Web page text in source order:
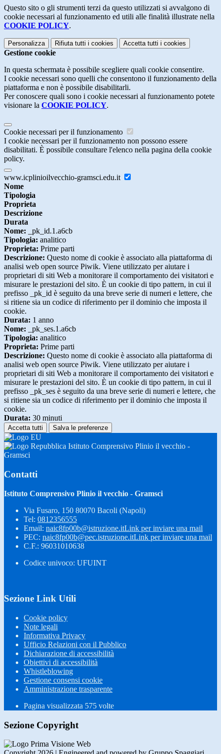
Questo sito o gli strumenti terzi da questo utilizzati si avvalgono di
cookie necessari al funzionamento ed utili alle finalità illustrate nella
COOKIE POLICY.
Personalizza Rifiuta tutti i cookies Accetta tutti i cookies
Gestione cookie
In questa schermata è possibile scegliere quali cookie consentire.
I cookie necessari sono quelli che consentono il funzionamento della
piattaforma e non è possibile disabilitarli.
Per conoscere quali sono i cookie necessari al funzionamento potete
visionare la COOKIE POLICY.
Cookie necessari per il funzionamento
I cookie necessari per il funzionamento non possono essere
disabilitati. È possibile consultare l'elenco nella pagina della cookie
policy.
www.icplinioilvecchio-gramsci.edu.it
Nome
Tipologia
Proprieta
Descrizione
Durata
Nome: _pk_id.1.a6cb
Tipologia: analitico
Proprieta: Prime parti
Descrizione: Questo nome di cookie è associato alla piattaforma di
analisi web open source Piwik. Viene utilizzato per aiutare i
proprietari di siti Web a monitorare il comportamento dei visitatori e
misurare le prestazioni del sito. È un cookie di tipo pattern, in cui il
prefisso _pk_id è seguito da una breve serie di numeri e lettere, che
si ritiene sia un codice di riferimento per il dominio che imposta il
cookie.
Durata: 1 anno
Nome: _pk_ses.1.a6cb
Tipologia: analitico
Proprieta: Prime parti
Descrizione: Questo nome di cookie è associato alla piattaforma di
analisi web open source Piwik. Viene utilizzato per aiutare i
proprietari di siti Web a monitorare il comportamento dei visitatori e
misurare le prestazioni del sito. È un cookie di tipo pattern, in cui il
prefisso _pk_ses è seguito da una breve serie di numeri e lettere, che
si ritiene sia un codice di riferimento per il dominio che imposta il
cookie.
Durata: 30 minuti
Accetta tutti Salva le preferenze
Istituto Comprensivo Plinio il vecchio -
Gramsci
Contatti
Istituto Comprensivo Plinio il vecchio - Gramsci
Via Fusaro, 150 80070 Bacoli (Napoli)
Tel: 0812356555
Email: naic8fp00b@istruzione.itLink per inviare una mail
PEC: naic8fp00b@pec.istruzione.itLink per inviare una mail
C.F.: 96031010638
Codice univoco: UFUINT
Sezione Link Utili
Cookie policy
Note legali
Informativa Privacy
Ufficio Relazioni con il Pubblico
Dichiarazione di accessibilità
Obiettivi di accessibilità
Whistleblowing
Gestione consensi cookie
Amministrazione trasparente
Pagina visualizzata 575 volte
Sezione Copyright